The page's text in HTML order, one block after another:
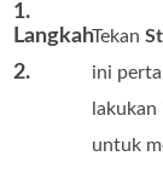
1.
Langkah
2.
Tekan
ini
untuk